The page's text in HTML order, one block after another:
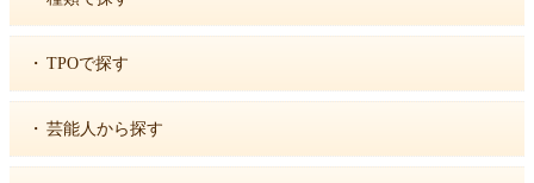
・ TPOで探す
・ 芸能人から探す